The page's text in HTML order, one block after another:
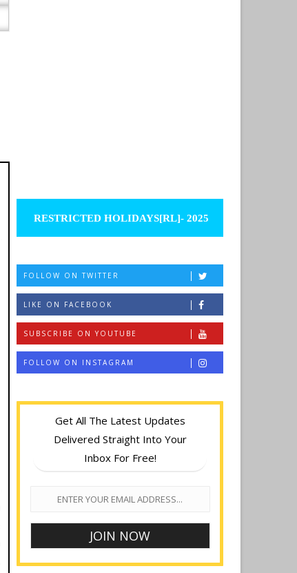
RESTRICTED HOLIDAYS[RL]- 2025
FOLLOW ON TWITTER
LIKE ON FACEBOOK
SUBSCRIBE ON YOUTUBE
FOLLOW ON INSTAGRAM
Get All The Latest Updates
Delivered Straight Into Your
Inbox For Free!